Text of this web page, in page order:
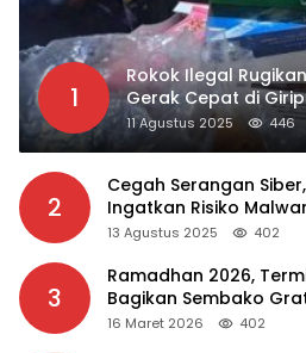
1
Rokok Ilegal
Gerak Cepat di
11 Agustus 2025 446
2
Cegah Serangan
Ingatkan Risiko
13 Agustus 2025 402
3
Ramadhan 2026,
Bagikan Sembako
Masyarakat
16 Maret 2026 402